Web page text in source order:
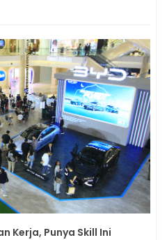
Kerja, Punya Skill Ini